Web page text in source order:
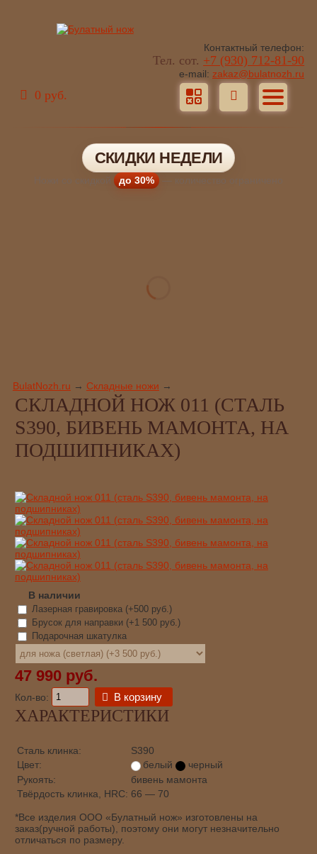
Контактный телефон:
Тел. сот. +7 (930) 712-81-90
e-mail: zakaz@bulatnozh.ru
0 руб.
СКИДКИ НЕДЕЛИ
Ножи со скидкой до 30% — количество ограничено
BulatNozh.ru → Складные ножи →
СКЛАДНОЙ НОЖ 011 (СТАЛЬ
S390, БИВЕНЬ МАМОНТА, НА
ПОДШИПНИКАХ)
В наличии
Лазерная гравировка (+500 руб. )
Брусок для направки (+1 500 руб. )
Подарочная шкатулка
47 990 руб.
Кол-во: В корзину
ХАРАКТЕРИСТИКИ
Сталь клинка:
S390
Цвет:
белый
черный
Рукоять:
бивень мамонта
Твёрдость клинка, HRC: 66 — 70
*Все изделия ООО «Булатный нож» изготовлены на
заказ(ручной работы), поэтому они могут незначительно
отличаться по размеру.